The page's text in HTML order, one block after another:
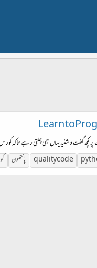
Learn to
گفت و شنید یہاں بھی چلتی رہے تاکہ
quality code پائتھون